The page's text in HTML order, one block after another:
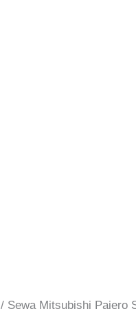
/ Sewa Mitsubishi Pajero